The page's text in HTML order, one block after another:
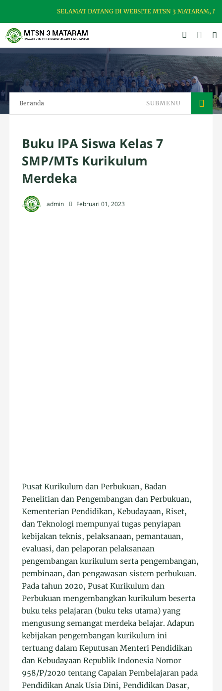
SELAMAT DATANG DI WEBSITE MTSN 3 MATARAM,
Beranda SUBMENU
Buku IPA Siswa Kelas 7
SMP/MTs Kurikulum
Merdeka
admin Februari 01, 2023
Pusat Kurikulum dan Perbukuan, Badan
Penelitian dan Pengembangan dan Perbukuan,
Kementerian Pendidikan, Kebudayaan, Riset,
dan Teknologi mempunyai tugas penyiapan
kebijakan teknis, pelaksanaan, pemantauan,
evaluasi, dan pelaporan pelaksanaan
pengembangan kurikulum serta pengembangan,
pembinaan, dan pengawasan sistem perbukuan.
Pada tahun 2020, Pusat Kurikulum dan
Perbukuan mengembangkan kurikulum beserta
buku teks pelajaran (buku teks utama) yang
mengusung semangat merdeka belajar. Adapun
kebijakan pengembangan kurikulum ini
tertuang dalam Keputusan Menteri Pendidikan
dan Kebudayaan Republik Indonesia Nomor
958/P/2020 tentang Capaian Pembelajaran pada
Pendidikan Anak Usia Dini, Pendidikan Dasar,